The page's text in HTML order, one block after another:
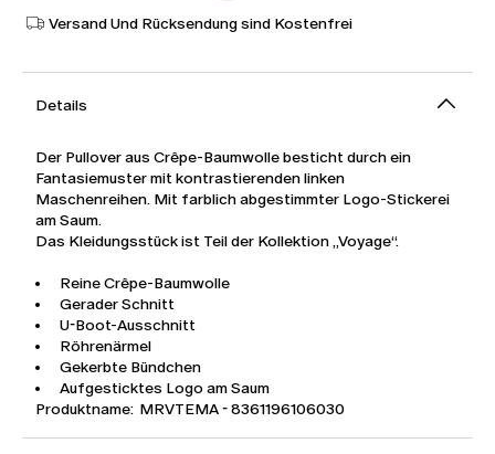
Versand Und Rücksendung sind Kostenfrei
Details
Der Pullover aus Crêpe-Baumwolle besticht durch ein
Fantasiemuster mit kontrastierenden linken
Maschenreihen. Mit farblich abgestimmter Logo-Stickerei
am Saum.
Das Kleidungsstück ist Teil der Kollektion „Voyage“.
Reine Crêpe-Baumwolle
Gerader Schnitt
U-Boot-Ausschnitt
Röhrenärmel
Gekerbte Bündchen
Aufgesticktes Logo am Saum
Produktname: MRVTEMA - 8361196106030